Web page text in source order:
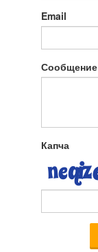
Email
Сообщение
Капча